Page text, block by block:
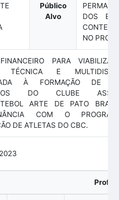
Público
Alvo
DOS
NO
PARA
TÉCNICA E
À FORMAÇÃO DE
DO CLUBE
ARTE DE PATO
COM O
DE ATLETAS DO CBC.